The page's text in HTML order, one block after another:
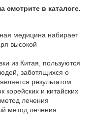
смотрите в каталоге.
медицина набирает
высокой
из Китая, пользуются
заботящихся о
результатом
корейских и китайских
лечения
метод лечения